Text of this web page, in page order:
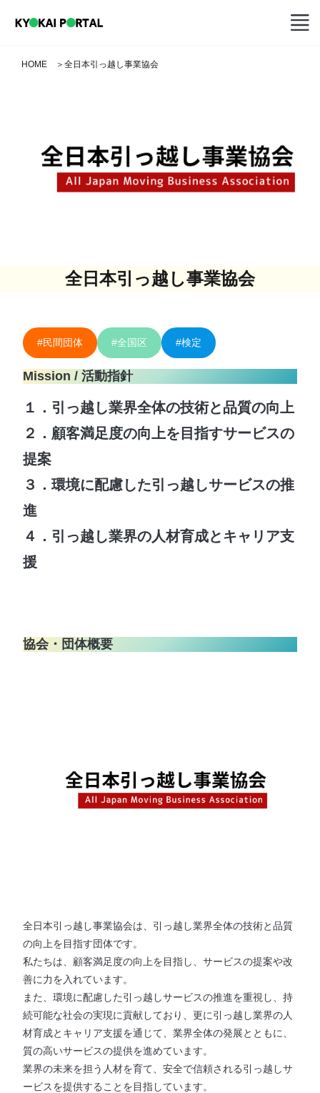
HOME ＞ 全日本引っ越し事業協会
全日本引っ越し事業協会
#民間団体 #全国区 #検定
Mission / 活動指針
１．引っ越し業界全体の技術と品質の向上
２．顧客満足度の向上を目指すサービスの
提案
３．環境に配慮した引っ越しサービスの推
進
４．引っ越し業界の人材育成とキャリア支
援
協会・団体概要
全日本引っ越し事業協会は、引っ越し業界全体の技術と品質
の向上を目指す団体です。
私たちは、顧客満足度の向上を目指し、サービスの提案や改
善に力を入れています。
また、環境に配慮した引っ越しサービスの推進を重視し、持
続可能な社会の実現に貢献しており、更に引っ越し業界の人
材育成とキャリア支援を通じて、業界全体の発展とともに、
質の高いサービスの提供を進めています。
業界の未来を担う人材を育て、安全で信頼される引っ越しサ
ービスを提供することを目指しています。